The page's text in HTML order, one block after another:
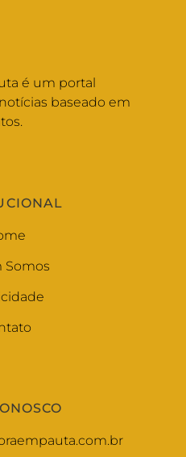
é um portal
baseado em
Somos